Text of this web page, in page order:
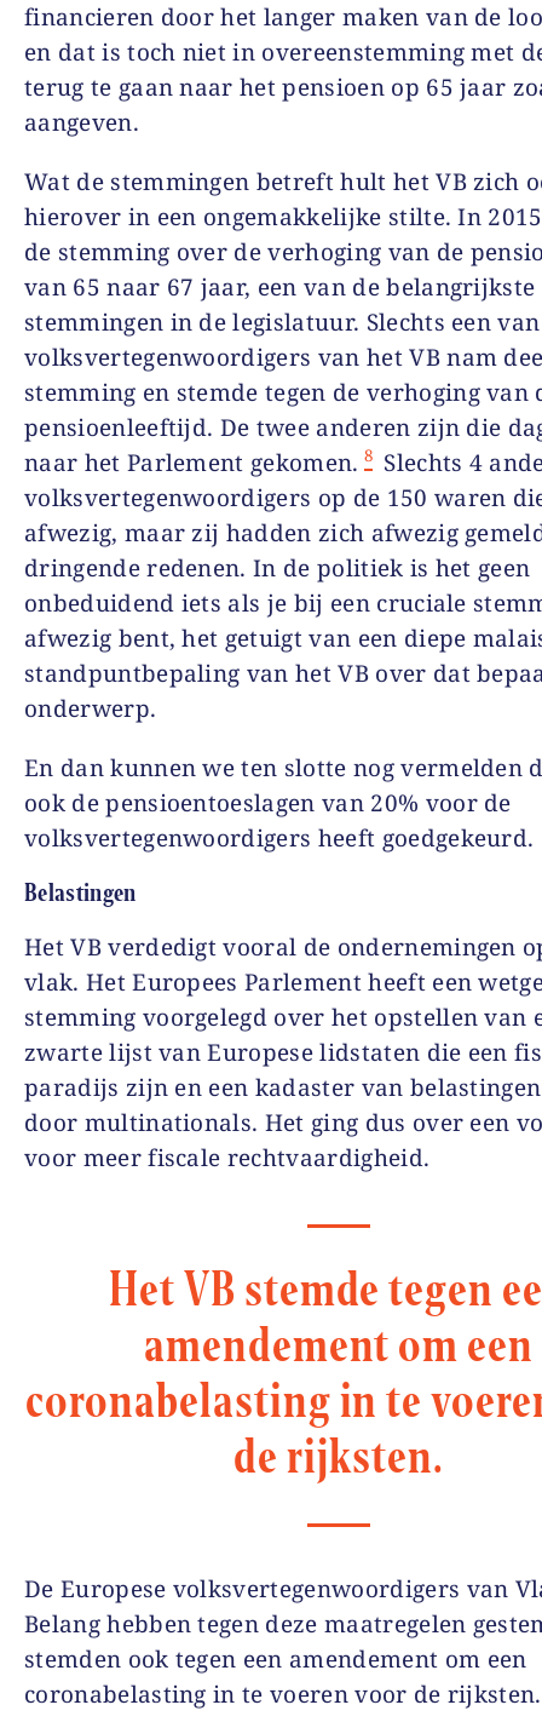
financieren door het langer maken van de
en dat is toch niet in overeenstemming met
terug te gaan naar het pensioen op 65 jaar
aangeven.
Wat de stemmingen betreft hult het VB zich
hierover in een ongemakkelijke stilte. In
de stemming over de verhoging van de
van 65 naar 67 jaar, een van de belangrijkste
stemmingen in de legislatuur. Slechts een
volksvertegenwoordigers van het VB nam
stemming en stemde tegen de verhoging van
pensioenleeftijd. De twee anderen zijn die
naar het Parlement gekomen. 8 Slechts 4
volksvertegenwoordigers op de 150 waren
afwezig, maar zij hadden zich afwezig
dringende redenen. In de politiek is het geen
onbeduidend iets als je bij een cruciale
afwezig bent, het getuigt van een diepe
standpuntbepaling van het VB over dat
onderwerp.
En dan kunnen we ten slotte nog vermelden
ook de pensioentoeslagen van 20% voor de
volksvertegenwoordigers heeft goedgekeurd.
Belastingen
Het VB verdedigt vooral de ondernemingen
vlak. Het Europees Parlement heeft een
stemming voorgelegd over het opstellen van
zwarte lijst van Europese lidstaten die een
paradijs zijn en een kadaster van
door multinationals. Het ging dus over een
voor meer fiscale rechtvaardigheid.
Het VB stemde tegen
amendement om een
coronabelasting in te
de rijksten.
De Europese volksvertegenwoordigers van
Belang hebben tegen deze maatregelen
stemden ook tegen een amendement om een
coronabelasting in te voeren voor de rijksten.